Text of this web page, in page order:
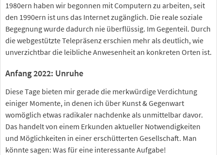
1980ern haben wir begonnen mit Computern zu arbeiten, seit
den 1990ern ist uns das Internet zugänglich. Die reale soziale
Begegnung wurde dadurch nie überflüssig. Im Gegenteil. Durch
die webgestützte Telepräsenz erschien mehr als deutlich, wie
unverzichtbar die leibliche Anwesenheit an konkreten Orten ist.
Anfang 2022: Unruhe
Diese Tage bieten mir gerade die merkwürdige Verdichtung
einiger Momente, in denen ich über Kunst & Gegenwart
womöglich etwas radikaler nachdenke als unmittelbar davor.
Das handelt von einem Erkunden aktueller Notwendigkeiten
und Möglichkeiten in einer erschütterten Gesellschaft. Man
könnte sagen: Was für eine interessante Aufgabe!